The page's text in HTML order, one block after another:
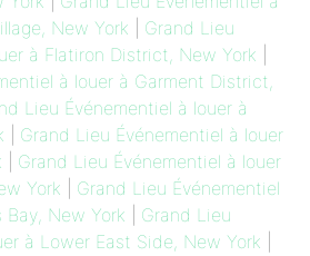
New York
Grand Lieu
à Flatiron District, New York
à louer à Garment District,
Lieu Événementiel à louer à
Grand Lieu Événementiel à louer
Grand Lieu Événementiel à louer
York
Grand Lieu Événementiel
Bay, New York
Grand Lieu
à Lower East Side, New York